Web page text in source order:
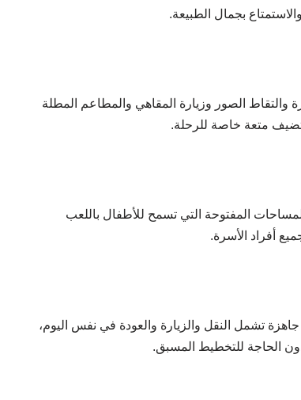
بجمال الطبيعة.
والتقاط الصور وزيارة المقاهي والمطاعم المطلة
تضيف متعة خاصة للرحلة.
المساحات المفتوحة التي تسمح للأطفال باللعب
أفراد الأسرة.
تشمل النقل والزيارة والعودة في نفس اليوم،
الحاجة للتخطيط المسبق.